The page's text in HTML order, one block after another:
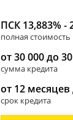
ПСК 13,883% -
полная
от 30 000 до
сумма кредита
от 12 месяцев
срок кредита